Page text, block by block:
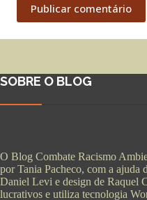
Publicar comentário
SOBRE O BLOG
O Blog Combate Racismo
por Tania Pacheco, com a ajuda
Daniel Levi e design de Raquel
lucrativos e utiliza tecnologia